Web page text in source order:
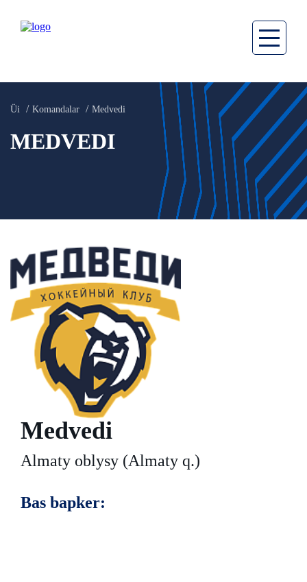
Üi Komandalar Medvedi
MEDVEDI
Medvedi
Almaty oblysy (Almaty q.)
Bas bapker: